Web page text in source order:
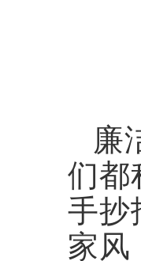
廉
们都
手抄
家风